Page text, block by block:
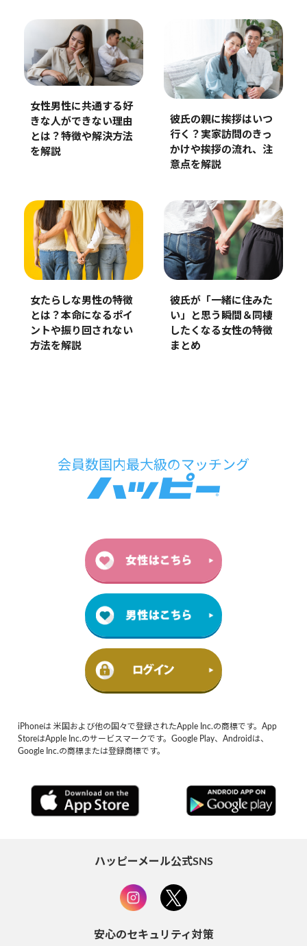
女性男性に共通する好
きな人ができない理由
とは？特徴や解決方法
を解説
彼氏の親に挨拶はいつ
行く？実家訪問のきっ
かけや挨拶の流れ、注
意点を解説
女たらしな男性の特徴
とは？本命になるポイ
ントや振り回されない
方法を解説
彼氏が「一緒に住みた
い」と思う瞬間＆同棲
したくなる女性の特徴
まとめ
iPhoneは 米国および他の国々で登録されたApple Inc.の商標です。App
StoreはApple Inc.のサービスマークです。Google Play、Androidは、
Google Inc.の商標または登録商標です。
ハッピーメール公式SNS
安心のセキュリティ対策